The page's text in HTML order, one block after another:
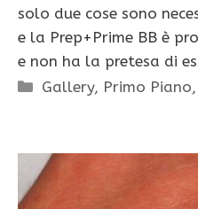
solo due cose sono
e la Prep+Prime BB è
e non ha la pretesa di
Categorie
Gallery, Primo Piano,